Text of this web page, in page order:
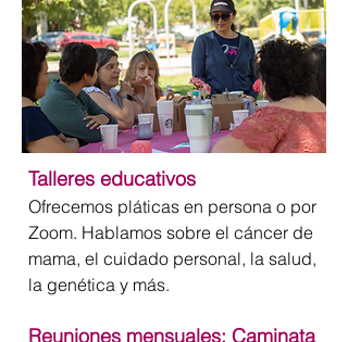
Talleres educativos
Ofrecemos pláticas en persona o por
Zoom. Hablamos sobre el cáncer de
mama, el cuidado personal, la salud,
la genética y más.
Reuniones mensuales: Caminata